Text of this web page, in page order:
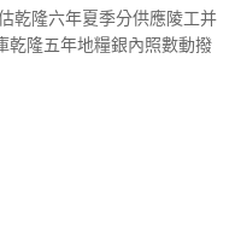
乾隆六年夏季分供應陵工并
乾隆五年地糧銀內照數動撥